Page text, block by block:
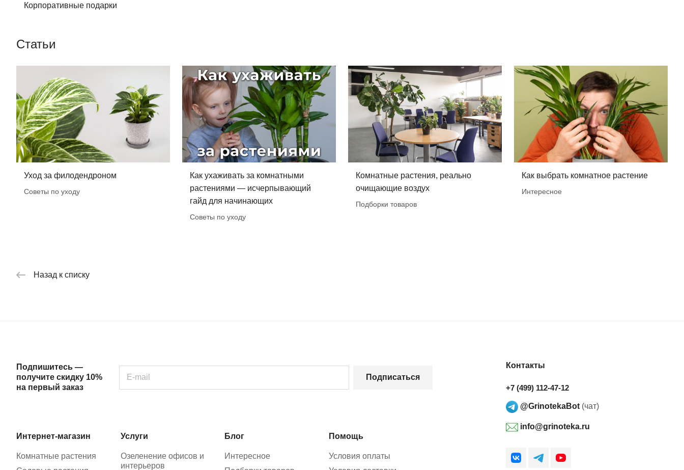
Корпоративные подарки
Статьи
Уход за филодендроном
Советы по уходу
Как ухаживать за комнатными
растениями — исчерпывающий
гайд для начинающих
Советы по уходу
Комнатные растения, реально
очищающие воздух
Подборки товаров
Как выбрать комнатное растение
Интересное
Назад к списку
Подпишитесь —
получите скидку 10%
на первый заказ
Подписаться
Интернет-магазин
Комнатные растения
Услуги
Озеленение офисов и
интерьеров
Блог
Интересное
Помощь
Условия оплаты
Контакты
+7 (499) 112-47-12
@GrinotekaBot (чат)
info@grinoteka.ru